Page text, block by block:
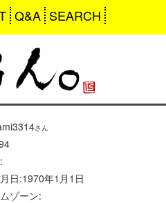
Q&A SEARCH
さん
日:1970年1月1日
ゾーン: